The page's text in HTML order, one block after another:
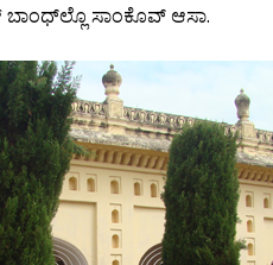
ಬಾಂಧ್‍ಲ್ಲೊ ಸಾಂಕೊವ್ ಆಸಾ.